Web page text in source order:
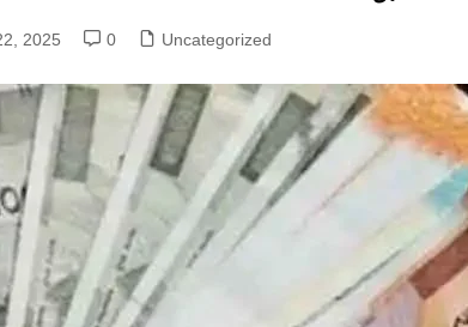
2025 0 Uncategorized